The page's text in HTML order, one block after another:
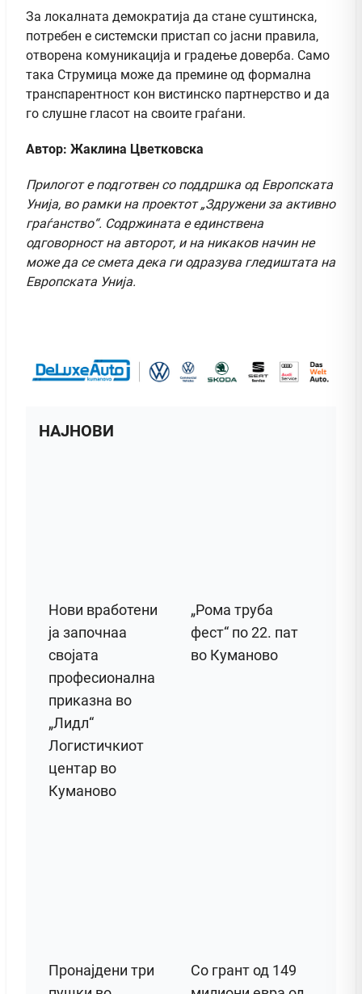
За локалната демократија да стане суштинска,
потребен е системски пристап со јасни правила,
отворена комуникација и градење доверба. Само
така Струмица може да премине од формална
транспарентност кон вистинско партнерство и да
го слушне гласот на своите граѓани.
Автор: Жаклина Цветковска
Прилогот е подготвен со поддршка од Европската
Унија, во рамки на проектот „Здружени за активно
граѓанство“. Содржината е единствена
одговорност на авторот, и на никаков начин не
може да се смета дека ги одразува гледиштата на
Европската Унија.
НАЈНОВИ
Нови вработени
ја започнаа
својата
професионална
приказна во
„Лидл“
Логистичкиот
центар во
Куманово
„Рома труба
фест“ по 22. пат
во Куманово
Пронајдени три
Со грант од 149